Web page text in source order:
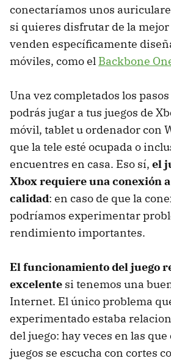
conectaríamos unos
si quieres disfrutar de la
venden específicamente
móviles, como el Backbone
Una vez completados los
podrás jugar a tus juegos de
móvil, tablet u ordenador con
que la tele esté ocupada o
encuentres en casa. Eso sí, el
Xbox requiere una conexión
calidad: en caso de que la
podríamos experimentar
rendimiento importantes.
El funcionamiento del juego
excelente si tenemos una
Internet. El único problema
experimentado estaba
del juego: hay veces en las
juegos se escucha con cortes